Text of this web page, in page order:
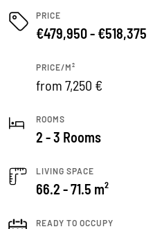
PRICE
€479,950 - €518,375
PRICE/M²
from 7,250 €
ROOMS
2 - 3 Rooms
LIVING SPACE
66.2 - 71.5 m²
READY TO OCCUPY